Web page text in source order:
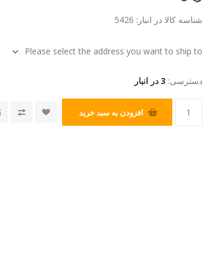
شناسه کالا در انبار: 5426
Please select the address you want to ship to
دسترسی: 3 در انبار
افزودن به سبد خرید